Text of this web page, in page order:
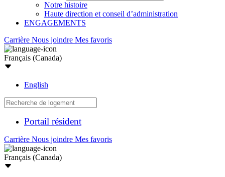
Notre histoire
Haute direction et conseil d’administration
ENGAGEMENTS
Carrière Nous joindre Mes favoris
Français (Canada)
English
Portail résident
Carrière Nous joindre Mes favoris
Français (Canada)